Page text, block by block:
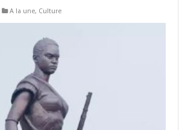
A la une, Culture